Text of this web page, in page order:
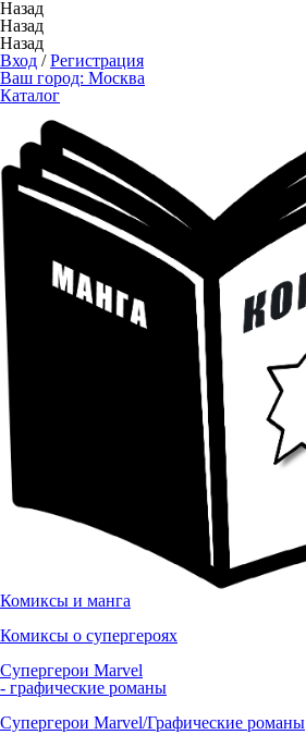
Назад
Назад
Назад
Вход /Регистрация
Ваш город: Москва
Каталог
Комиксы и манга
Комиксы о супергероях
Супергерои Marvel
- графические романы
Супергерои Marvel/Графические романы